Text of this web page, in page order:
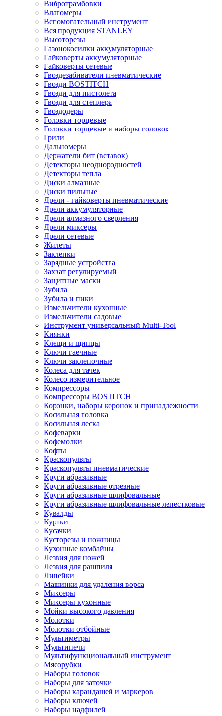
Вибротрамбовки
Влагомеры
Вспомогательный инструмент
Вся продукция STANLEY
Высоторезы
Газонокосилки аккумуляторные
Гайковерты аккумуляторные
Гайковерты сетевые
Гвоздезабиватели пневматические
Гвозди BOSTITCH
Гвозди для пистолета
Гвозди для степлера
Гвоздодеры
Головки торцевые
Головки торцевые и наборы головок
Грили
Дальномеры
Держатели бит (вставок)
Детекторы неоднородностей
Детекторы тепла
Диски алмазные
Диски пильные
Дрели - гайковерты пневматические
Дрели аккумуляторные
Дрели алмазного сверления
Дрели миксеры
Дрели сетевые
Жилеты
Заклепки
Зарядные устройства
Захват регулируемый
Защитные маски
Зубила
Зубила и пики
Измельчители кухонные
Измельчители садовые
Инструмент универсальный Multi-Tool
Киянки
Клещи и щипцы
Ключи гаечные
Ключи заклепочные
Колеса для тачек
Колесо измерительное
Компрессоры
Компрессоры BOSTITCH
Коронки, наборы коронок и принадлежности
Косильная головка
Косильная леска
Кофеварки
Кофемолки
Кофты
Краскопульты
Краскопульты пневматические
Круги абразивные
Круги абразивные отрезные
Круги абразивные шлифовальные
Круги абразивные шлифовальные лепестковые
Кувалды
Куртки
Кусачки
Кусторезы и ножницы
Кухонные комбайны
Лезвия для ножей
Лезвия для рашпиля
Линейки
Машинки для удаления ворса
Миксеры
Миксеры кухонные
Мойки высокого давления
Молотки
Молотки отбойные
Мультиметры
Мультипечи
Мультифункциональный инструмент
Мясорубки
Наборы головок
Наборы для заточки
Наборы карандашей и маркеров
Наборы ключей
Наборы надфилей